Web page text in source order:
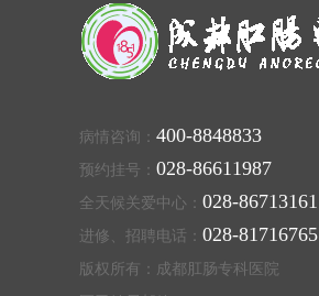
病情咨询： 400-8848833
预约挂号： 028-86611987
全天候关爱中心： 028-86713161
进修、招聘电话： 028-81716765
版权所有：成都肛肠专科医院